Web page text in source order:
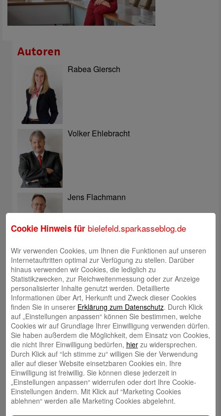
Autoren
Rabea Giersch
Volker Ehlebracht
Jens Flachmann
Christoph Kaleschke
Stephan Merkel
Rahel Neufeld
Cookie Hinweis für bielefeld.sparkasseblog.de
Wir verwenden Cookies, um Ihnen die Funktionen auf unseren
Internetauftritten optimal zur Verfügung zu stellen. Darüber
hinaus verwenden wir Cookies, die lediglich zu
Statistikzwecken, zur Reichweitenmessung oder zur Anzeige
personalisierter Inhalte genutzt werden. Detaillierte
Informationen über Art, Herkunft und Zweck dieser Cookies
finden Sie in unserer Erklärung zum Datenschutz. Durch Klick
auf „Einstellungen anpassen“ können Sie bestimmen, welche
Cookies wir auf Grundlage Ihrer Einwilligung verwenden dürfen.
Sie haben außerdem die Möglichkeit, dem Einsatz von Cookies,
die nicht Ihrer Einwilligung bedürfen, hierzu widersprechen.
Durch Klick auf “Ich stimme zu“ willigen Sie der Verwendung
aller auf dieser Website einsetzbaren Cookies ein. Ihre
Einwilligung ist freiwillig. Sie können diese jederzeit in
„Einstellungen anpassen“ widerrufen oder dort Ihre Cookie-
Einstellungen ändern. Mit Klick auf “Marketing Cookies
ablehnen“ werden alle Marketing Cookies abgelehnt.